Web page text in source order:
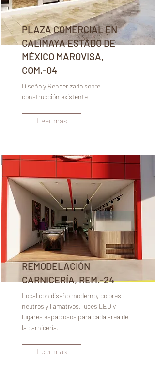
PLAZA COMERCIAL EN
CALIMAYA ESTADO DE
MÉXICO MAROVISA,
COM.-04
Diseño y Renderizado sobre
construcción existente
Leer más
REMODELACIÓN
CARNICERÍA, REM.-24
Local con diseño moderno, colores
neutros y llamativos, luces LED y
lugares espaciosos para cada área de
la carnicería.
Leer más